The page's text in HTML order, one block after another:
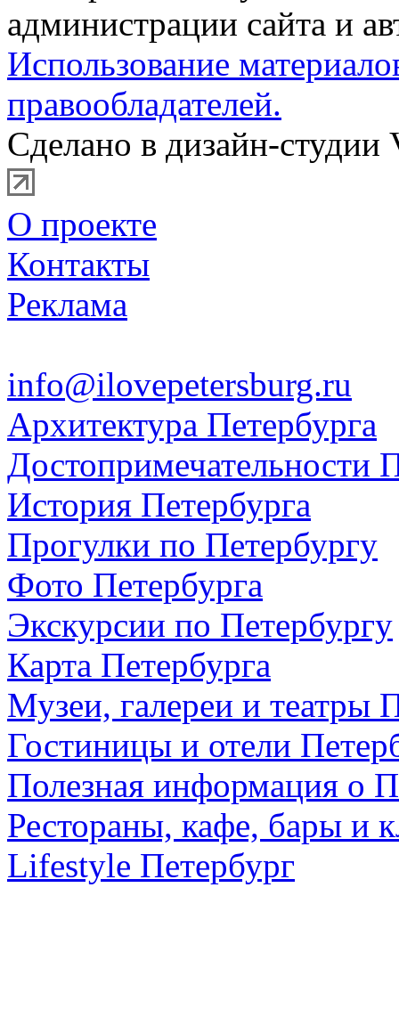
администрации сайта и
Использование
правообладателей.
Сделано в дизайн-студии
О проекте
Контакты
Реклама
info@ilovepetersburg.ru
Архитектура Петербурга
Достопримечательности
История Петербурга
Прогулки по Петербургу
Фото Петербурга
Экскурсии по Петербургу
Карта Петербурга
Музеи, галереи и театры
Гостиницы и отели
Полезная информация о
Рестораны, кафе, бары и
Lifestyle Петербург